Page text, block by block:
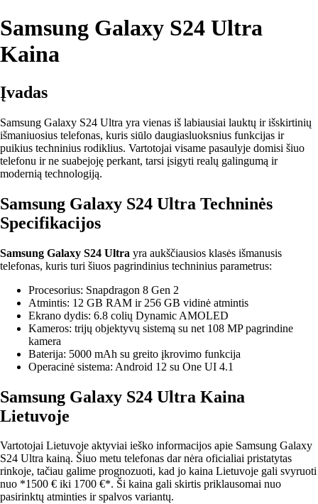
Samsung Galaxy S24 Ultra
Kaina
Įvadas
Samsung Galaxy S24 Ultra yra vienas iš labiausiai lauktų ir išskirtinių
išmaniuosius telefonas, kuris siūlo daugiasluoksnius funkcijas ir
puikius techninius rodiklius. Vartotojai visame pasaulyje domisi šiuo
telefonu ir ne suabejoję perkant, tarsi įsigyti realų galingumą ir
modernią technologiją.
Samsung Galaxy S24 Ultra Techninės
Specifikacijos
Samsung Galaxy S24 Ultra yra aukščiausios klasės išmanusis
telefonas, kuris turi šiuos pagrindinius techninius parametrus:
Procesorius: Snapdragon 8 Gen 2
Atmintis: 12 GB RAM ir 256 GB vidinė atmintis
Ekrano dydis: 6.8 colių Dynamic AMOLED
Kameros: trijų objektyvų sistemą su net 108 MP pagrindine
kamera
Baterija: 5000 mAh su greito įkrovimo funkcija
Operacinė sistema: Android 12 su One UI 4.1
Samsung Galaxy S24 Ultra Kaina
Lietuvoje
Vartotojai Lietuvoje aktyviai ieško informacijos apie Samsung Galaxy
S24 Ultra kainą. Šiuo metu telefonas dar nėra oficialiai pristatytas
rinkoje, tačiau galime prognozuoti, kad jo kaina Lietuvoje gali svyruoti
nuo *1500 € iki 1700 €*. Ši kaina gali skirtis priklausomai nuo
pasirinktų atminties ir spalvos variantų.